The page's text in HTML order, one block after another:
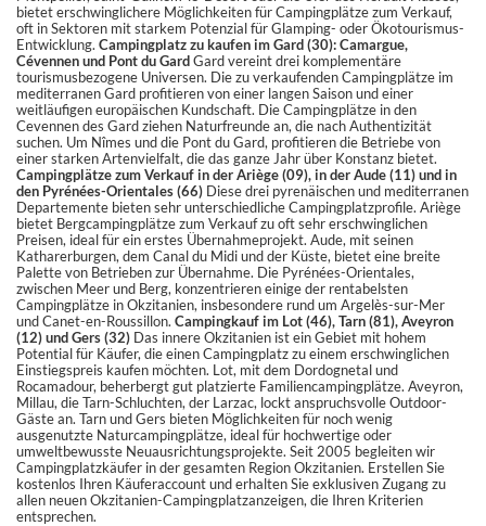
bietet erschwinglichere Möglichkeiten für Campingplätze zum Verkauf,
oft in Sektoren mit starkem Potenzial für Glamping- oder Ökotourismus-
Entwicklung. Campingplatz zu kaufen im Gard (30): Camargue,
Cévennen und Pont du GardGard vereint drei komplementäre
tourismusbezogene Universen. Die zu verkaufenden Campingplätze im
mediterranen Gard profitieren von einer langen Saison und einer
weitläufigen europäischen Kundschaft. Die Campingplätze in den
Cevennen des Gard ziehen Naturfreunde an, die nach Authentizität
suchen. Um Nîmes und die Pont du Gard, profitieren die Betriebe von
einer starken Artenvielfalt, die das ganze Jahr über Konstanz bietet.
Campingplätze zum Verkauf in der Ariège (09), in der Aude (11) und in
den Pyrénées-Orientales (66) Diese drei pyrenäischen und mediterranen
Departemente bieten sehr unterschiedliche Campingplatzprofile. Ariège
bietet Bergcampingplätze zum Verkauf zu oft sehr erschwinglichen
Preisen, ideal für ein erstes Übernahmeprojekt. Aude, mit seinen
Katharerburgen, dem Canal du Midi und der Küste, bietet eine breite
Palette von Betrieben zur Übernahme. Die Pyrénées-Orientales,
zwischen Meer und Berg, konzentrieren einige der rentabelsten
Campingplätze in Okzitanien, insbesondere rund um Argelès-sur-Mer
und Canet-en-Roussillon. Campingkauf im Lot (46), Tarn (81), Aveyron
(12) und Gers (32) Das innere Okzitanien ist ein Gebiet mit hohem
Potential für Käufer, die einen Campingplatz zu einem erschwinglichen
Einstiegspreis kaufen möchten. Lot, mit dem Dordognetal und
Rocamadour, beherbergt gut platzierte Familiencampingplätze. Aveyron,
Millau, die Tarn-Schluchten, der Larzac, lockt anspruchsvolle Outdoor-
Gäste an. Tarn und Gers bieten Möglichkeiten für noch wenig
ausgenutzte Naturcampingplätze, ideal für hochwertige oder
umweltbewusste Neuausrichtungsprojekte. Seit 2005 begleiten wir
Campingplatzkäufer in der gesamten Region Okzitanien. Erstellen Sie
kostenlos Ihren Käuferaccount und erhalten Sie exklusiven Zugang zu
allen neuen Okzitanien-Campingplatzanzeigen, die Ihren Kriterien
entsprechen.